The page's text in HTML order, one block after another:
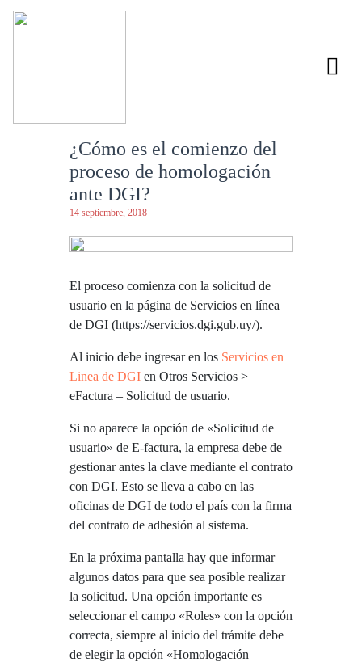
¿Cómo es el comienzo del
proceso de homologación
ante DGI?
14 septiembre, 2018
El proceso comienza con la solicitud de
usuario en la página de Servicios en línea
de DGI (https://servicios.dgi.gub.uy/).
Al inicio debe ingresar en los Servicios en
Linea de DGIen Otros Servicios >
eFactura – Solicitud de usuario.
Si no aparece la opción de «Solicitud de
usuario» de E-factura, la empresa debe de
gestionar antes la clave mediante el contrato
con DGI. Esto se lleva a cabo en las
oficinas de DGI de todo el país con la firma
del contrato de adhesión al sistema.
En la próxima pantalla hay que informar
algunos datos para que sea posible realizar
la solicitud. Una opción importante es
seleccionar el campo «Roles» con la opción
correcta, siempre al inicio del trámite debe
de elegir la opción «Homologación